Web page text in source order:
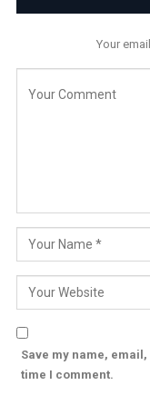
Your
Save my name,
time I comment.